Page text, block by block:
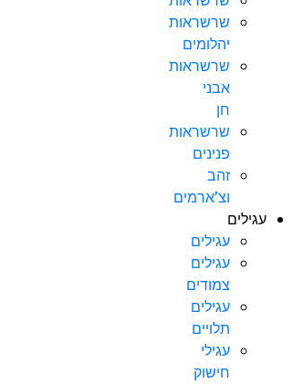
שרשראות
יהלומים
שרשראות
אבני
חן
שרשראות
פנינים
זהב
וצ’ארמים
עגילים
עגילים
עגילים
צמודים
עגילים
תלויים
עגילי
חישוק